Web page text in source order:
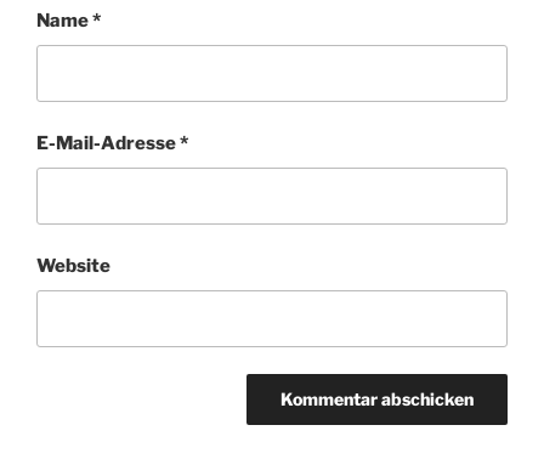
Name*
E-Mail-Adresse*
Website